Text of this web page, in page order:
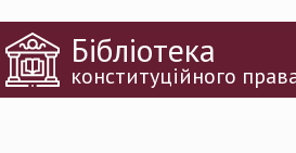
Бібліотека
конституційного